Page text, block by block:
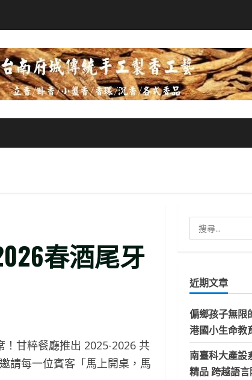
春酒尾牙
甘粹餐廳推出 2025-2026 共
請每一位賓客「馬上開桌，馬
尋
字:
近期文章
偏鄉孩子無限
港國小生命教
南臺科大產設
精品 跨越語